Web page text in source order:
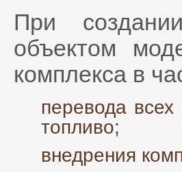
При
объектом
комплекса в
перевода
топливо;
внедрения